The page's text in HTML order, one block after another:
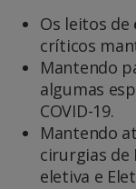
Os leitos de
críticos
Mantendo
algumas
COVID-19.
Mantendo
cirurgias de
eletiva e